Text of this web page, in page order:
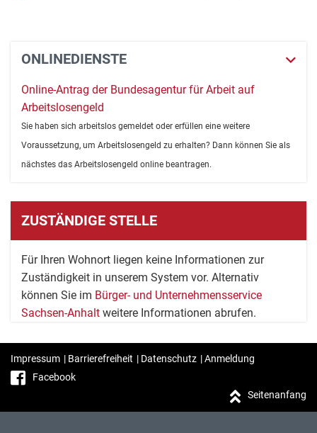
ONLINEDIENSTE
Online-Antrag der Bundesagentur für Arbeit auf
Arbeitslosengeld
Sie haben sich arbeitslos gemeldet oder erfüllen eine weitere
Voraussetzung, um Arbeitslosengeld zu erhalten? Dann können Sie als
nächstes das Arbeitslosengeld online beantragen.
ZUSTÄNDIGE STELLE
Für Ihren Wohnort liegen keine Informationen zur
Zuständigkeit in unserem System vor. Alternativ
können Sie im Bürger- und Unternehmensservice
Sachsen-Anhalt weitere Informationen abrufen.
Impressum | Barrierefreiheit | Datenschutz |Anmeldung
Facebook
Seitenanfang